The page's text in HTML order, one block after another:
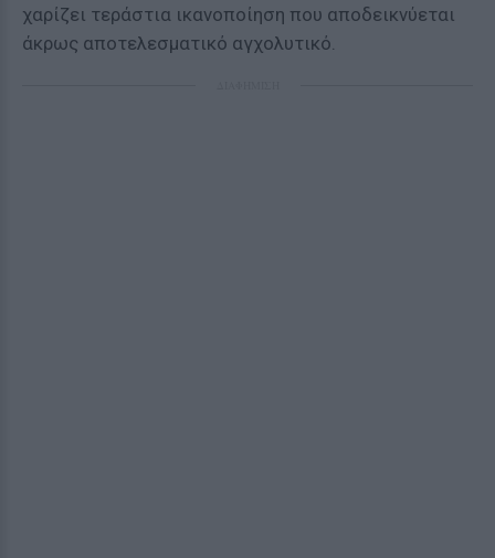
χαρίζει τεράστια ικανοποίηση που αποδεικνύεται
άκρως αποτελεσματικό αγχολυτικό.